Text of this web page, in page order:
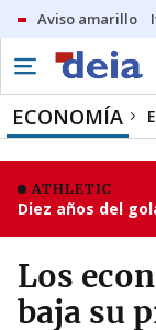
Aviso amarillo
ECONOMÍA
ATHLETIC
Diez años del
Los
baja su